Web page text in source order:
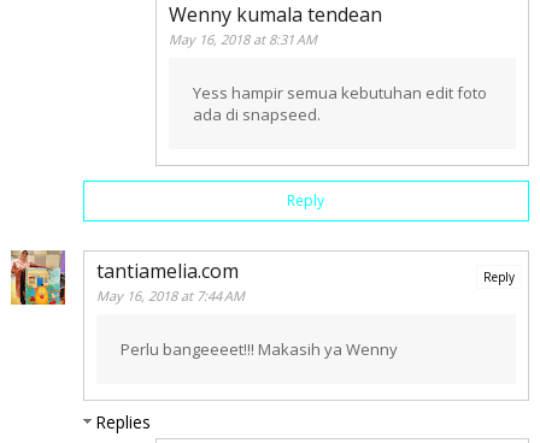
Wenny kumala tendean
May 16, 2018 at 8:31 AM
Yess hampir semua kebutuhan edit foto
ada di snapseed.
Reply
tantiamelia.com
May 16, 2018 at 7:44 AM
Perlu bangeeeet!!! Makasih ya Wenny
Reply
Replies